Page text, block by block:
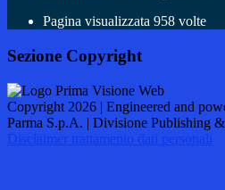
Pagina visualizzata 958 volte
Sezione Copyright
Copyright 2026 | Engineered and
Parma S.p.A. | Divisione Publishing
Disclaimer trattamento dati personali